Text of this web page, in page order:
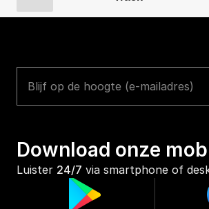
Download onze
Luister 24/7 via smartphone of